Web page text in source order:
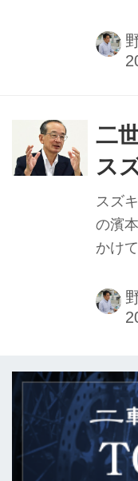
多摩
ト」
ある。
二
ス
濱
スズ
の濱
かけ
に向
の中
いる
を濱